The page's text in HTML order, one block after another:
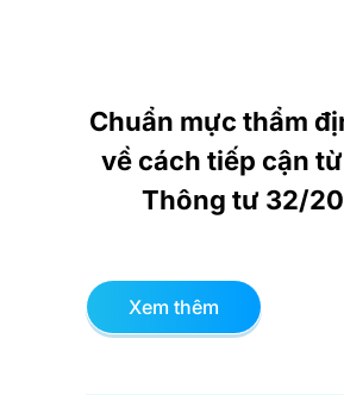
Chuẩn mực thẩm
về cách tiếp cận
Thông tư 32/
Xem thêm